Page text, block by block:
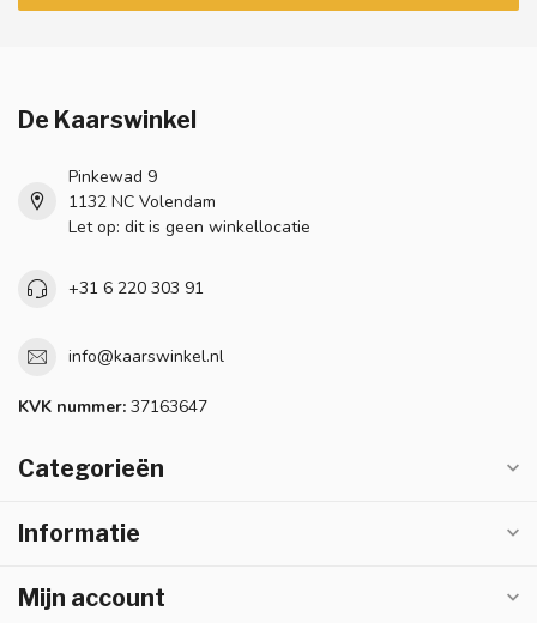
De Kaarswinkel
Pinkewad 9
1132 NC Volendam
Let op: dit is geen winkellocatie
+31 6 220 303 91
info@kaarswinkel.nl
KVK nummer: 37163647
Categorieën
Informatie
Mijn account